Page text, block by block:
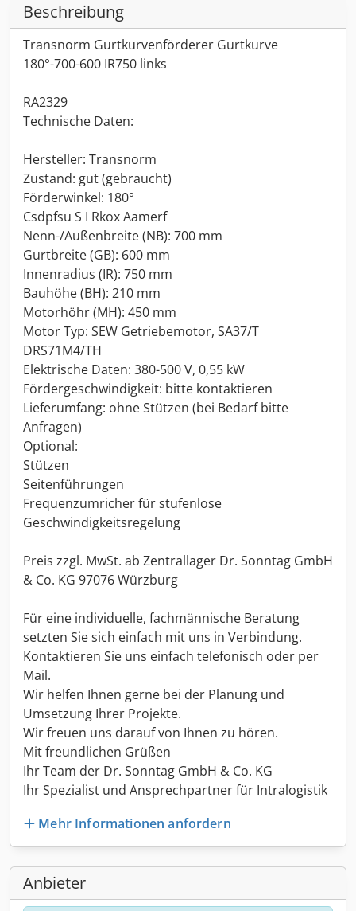
Beschreibung
Transnorm Gurtkurvenförderer Gurtkurve
180°-700-600 IR750 links
RA2329
Technische Daten:
Hersteller: Transnorm
Zustand: gut (gebraucht)
Förderwinkel: 180°
Csdpfsu S I Rkox Aamerf
Nenn-/Außenbreite (NB): 700 mm
Gurtbreite (GB): 600 mm
Innenradius (IR): 750 mm
Bauhöhe (BH): 210 mm
Motorhöhr (MH): 450 mm
Motor Typ: SEW Getriebemotor, SA37/T
DRS71M4/TH
Elektrische Daten: 380-500 V, 0,55 kW
Fördergeschwindigkeit: bitte kontaktieren
Lieferumfang: ohne Stützen (bei Bedarf bitte
Anfragen)
Optional:
Stützen
Seitenführungen
Frequenzumricher für stufenlose
Geschwindigkeitsregelung
Preis zzgl. MwSt. ab Zentrallager Dr. Sonntag GmbH
& Co. KG 97076 Würzburg
Für eine individuelle, fachmännische Beratung
setzten Sie sich einfach mit uns in Verbindung.
Kontaktieren Sie uns einfach telefonisch oder per
Mail.
Wir helfen Ihnen gerne bei der Planung und
Umsetzung Ihrer Projekte.
Wir freuen uns darauf von Ihnen zu hören.
Mit freundlichen Grüßen
Ihr Team der Dr. Sonntag GmbH & Co. KG
Ihr Spezialist und Ansprechpartner für Intralogistik
Mehr Informationen anfordern
Anbieter